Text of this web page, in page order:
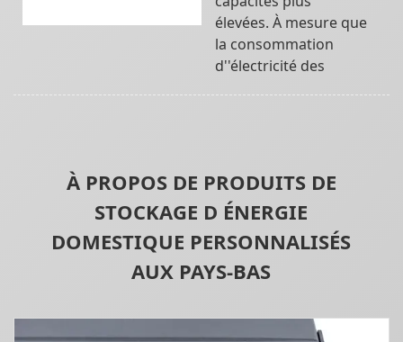
élevées. À mesure que
la consommation
d''électricité des
À PROPOS DE PRODUITS DE
STOCKAGE D ÉNERGIE
DOMESTIQUE PERSONNALISÉS
AUX PAYS-BAS